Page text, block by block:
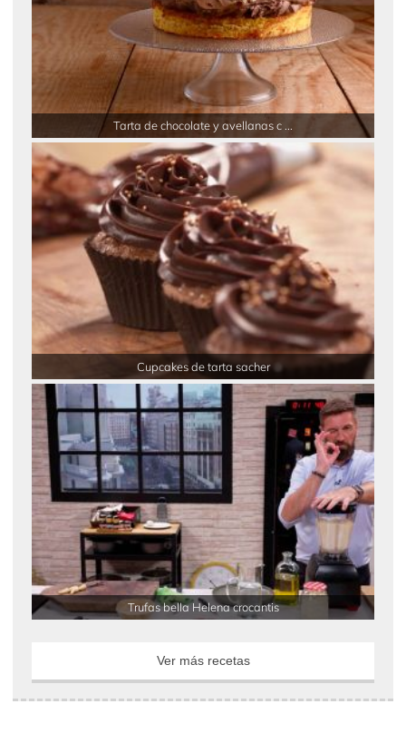
Tarta de chocolate y avellanas c ...
Cupcakes de tarta sacher
Trufas bella Helena crocantis
Ver más recetas